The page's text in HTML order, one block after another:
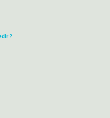
?